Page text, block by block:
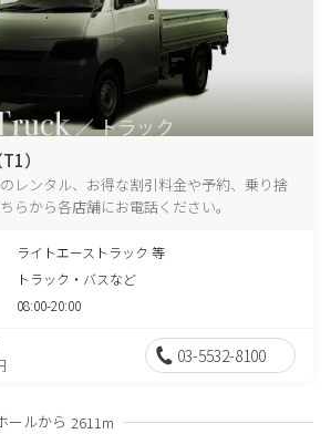
）
レンタル、お得な割引料金や予約、乗り捨
らから各店舗にお電話ください。
ライトエーストラック 等
トラック・バスなど
08:00-20:00
03-5532-8100
ルから 2611m